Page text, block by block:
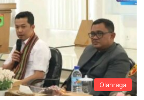
Olahraga